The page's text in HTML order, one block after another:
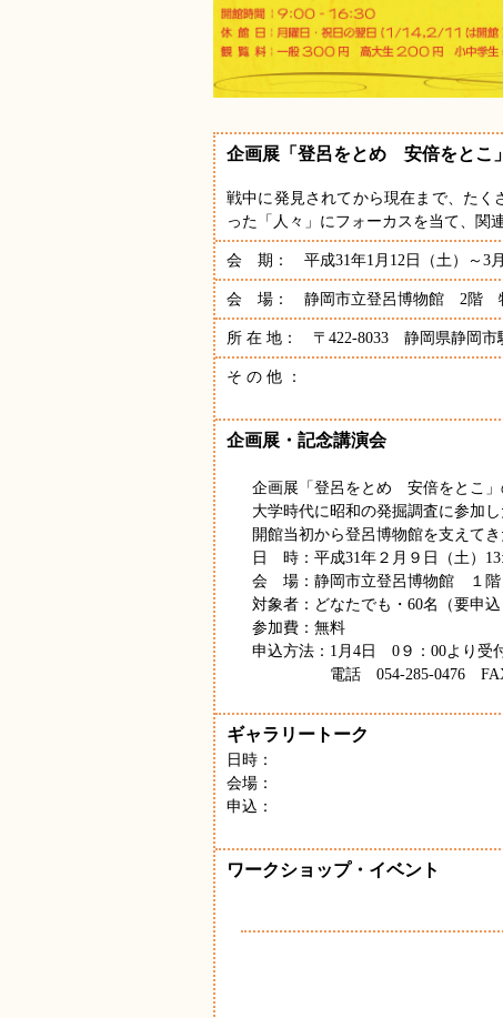
企画展「登呂をとめ 安倍をとこ」
戦中に発見されてから現在まで、たく
った「人々」にフォーカスを当て、関
会 期： 平成31年1月12日（土）～3
会 場： 静岡市立登呂博物館 2階
所 在 地： 〒422-8033 静岡県静岡市
そ の 他 ：
企画展・記念講演会
企画展「登呂をとめ 安倍をとこ」
大学時代に昭和の発掘調査に参加
開館当初から登呂博物館を支えてき
日 時：平成31年２月９日（土）
会 場：静岡市立登呂博物館 １
対象者：どなたでも・60名（要申込
参加費：無料
申込方法：1月4日 0９：00より受
電話 054-285-0476 FAX
ギャラリートーク
日時：
会場：
申込：
ワークショップ・イベント